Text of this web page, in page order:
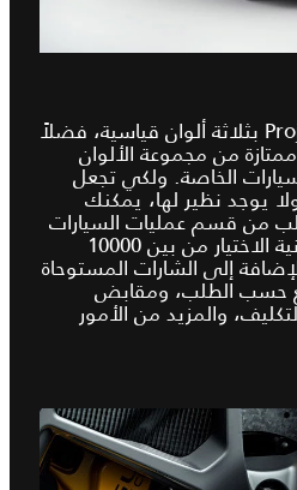
يتم توفير السيارة Project 8 بثلاثة ألوان قياسية، فضلاً
من مجموعة الألوان
الخاصة. ولكي تجعل
يوجد نظير لها، يمكنك
من قسم عمليات السيارات
الخاصة. ويوفر ذلك إمكانية الاختيار من بين 10000
إلى الشارات المستوحاة
حسب الطلب، ومقابض
والمزيد من الأمور